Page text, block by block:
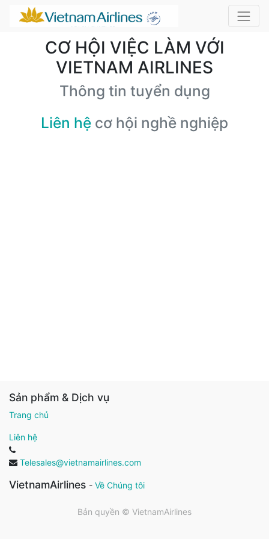
CƠ HỘI VIỆC LÀM VỚI
VIETNAM AIRLINES
Thông tin tuyển dụng
Liên hệ cơ hội nghề nghiệp
Sản phẩm & Dịch vụ
Trang chủ
Liên hệ
Telesales@vietnamairlines.com
VietnamAirlines - Về Chúng tôi
Bản quyền © VietnamAirlines